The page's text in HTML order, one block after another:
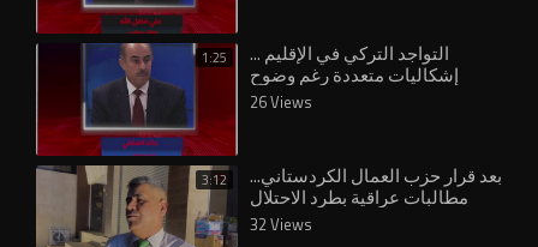
1:25 التواجد التركي في الإقليم ...
إشكاليات متعددة رغم وضوح
الموقف العراقي
26 Views
3:12 بعد قرار حزب العمال الكردستاني...
مطالبات عراقية بطرد الاحتلال
التركي
32 Views